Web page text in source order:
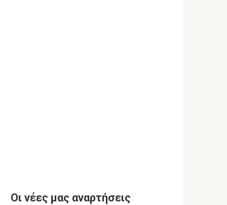
Οι νέες μας αναρτήσεις